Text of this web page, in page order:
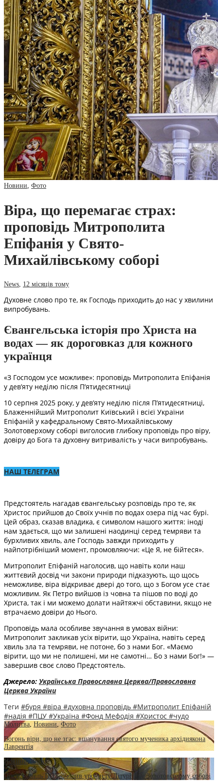
Новини Фото
Віра, що перемагає страх:
проповідь Митрополита
Епіфанія у Свято-
Михайлівському соборі
News 12 місяців тому
Духовне слово про те, як Господь приходить до нас у хвилини
випробувань.
Євангельська історія про Христа на
водах — як дороговказ для кожного
українця
«З Господом усе можливе»: проповідь Митрополита Епіфанія
у дев’яту неділю після П’ятидесятниці
10 серпня 2025 року, у дев’яту неділю після П’ятидесятниці,
Блаженнійший Митрополит Київський і всієї України
Епіфаній у кафедральному Свято-Михайлівському
Золотоверхому соборі виголосив глибоку проповідь про віру,
довіру до Бога та духовну витривалість у часи випробувань.
НАШ ТЕЛЕГРАМ
Предстоятель нагадав євангельську розповідь про те, як
Христос прийшов до Своїх учнів по водах озера під час бурі.
Цей образ, сказав владика, є символом нашого життя: іноді
нам здається, що ми залишені наодинці серед темряви та
бурхливих хвиль, але Господь завжди приходить у
найпотрібніший момент, промовляючи: «Це Я, не бійтеся».
Митрополит Епіфаній наголосив, що навіть коли наш
життєвий досвід чи закони природи підказують, що щось
неможливе, віра відкриває двері до того, що з Богом усе стає
можливим. Як Петро вийшов із човна та пішов по воді до
Христа, так і ми можемо долати найтяжчі обставини, якщо не
втрачаємо довіри до Нього.
Проповідь мала особливе звучання в умовах війни:
Митрополит закликав усіх вірити, що Україна, навіть серед
хвиль зла та темряви, не потоне, бо з нами Бог. «Маємо
вірити, що ми не полишені, ми не самотні… Бо з нами Бог!» —
завершив своє слово Предстоятель.
Джерело: Українська Православна Церква/Православна
Церква України
Теги #буря #віра #духовна проповідь #Митрополит Епіфаній
#надія #ПЦУ #Україна #Фонд Мефодія #Христос #чудо
Молитва Новини , Фото
Вогонь віри, що не згас: вшанування святого мученика архідиякона
Лаврентія
Новини,Фото
Предстоятель ПЦУ очолив урочисту Літургію у Золотоверхому соборі